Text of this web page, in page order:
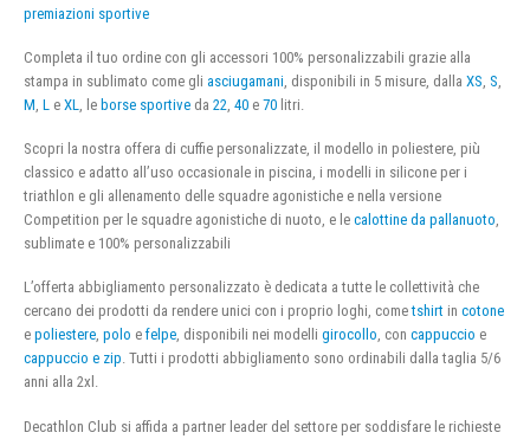
premiazioni sportive
Completa il tuo ordine con gli accessori 100% personalizzabili grazie alla
stampa in sublimato come gli asciugamani , disponibili in 5 misure, dalla XS S
M L e XL , le borse sportive da 22 40 e 70 litri.
Scopri la nostra offera di cuffie personalizzate, il modello in poliestere, più
classico e adatto all’uso occasionale in piscina, i modelli in silicone per i
triathlon e gli allenamento delle squadre agonistiche e nella versione
Competition per le squadre agonistiche di nuoto, e le calottine da pallanuoto,
sublimate e 100% personalizzabili
L’offerta abbigliamento personalizzato è dedicata a tutte le collettività che
cercano dei prodotti da rendere unici con i proprio loghi, cometshirt in cotone
e poliestere, polo e felpe, disponibili nei modelli girocollo, con cappuccio e
cappuccio e zip. Tutti i prodotti abbigliamento sono ordinabili dalla taglia 5/6
anni alla 2xl.
Decathlon Club si affida a partner leader del settore per soddisfare le richieste